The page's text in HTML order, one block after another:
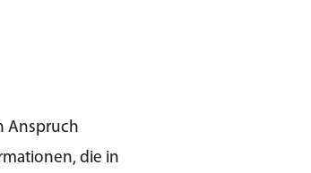
Anspruch
die in